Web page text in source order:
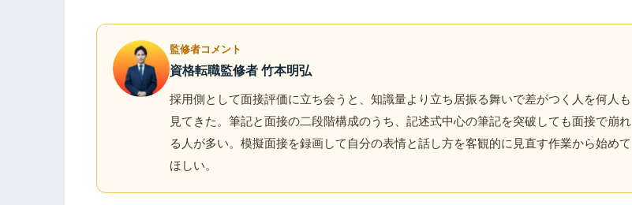
監修者コメント
資格転職監修者 竹本明弘
採用側として面接評価に立ち会うと、知識量より立ち居振る舞いで差がつく人を何人も
見てきた。筆記と面接の二段階構成のうち、記述式中心の筆記を突破しても面接で崩れ
る人が多い。模擬面接を録画して自分の表情と話し方を客観的に見直す作業から始めて
ほしい。